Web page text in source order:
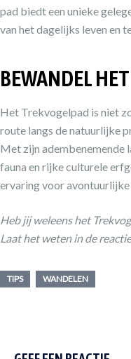
pad biedt een unieke
van het dagelijks leven en
BEWANDEL
Het Trekvogelpad is niet
route langs de natuurlijke
Met zijn adembenemende
fauna en rijke culturele
ervaring voor avontuurlijke
Heb jij weleens het
Laat het weten in de
TIPS WANDELEN